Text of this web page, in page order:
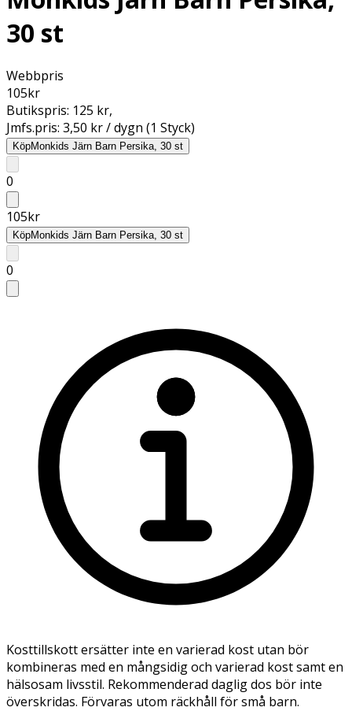
30 st
Webbpris
105kr
Butikspris: 125 kr,
Jmfs.pris: 3,50 kr / dygn (1 Styck)
KöpMonkids Järn Barn Persika, 30 st
0
105kr
KöpMonkids Järn Barn Persika, 30 st
0
Kosttillskott ersätter inte en varierad kost utan bör
kombineras med en mångsidig och varierad kost samt en
hälsosam livsstil. Rekommenderad daglig dos bör inte
överskridas. Förvaras utom räckhåll för små barn.